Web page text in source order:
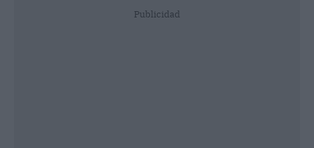
Publicidad